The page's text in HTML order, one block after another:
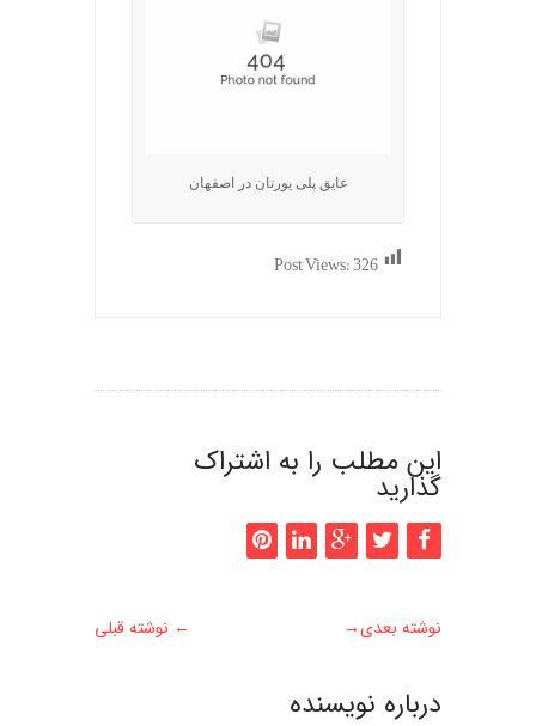
عایق پلی یورتان در اصفهان
Post Views:326
این مطلب را به اشتراک
گذارید
← نوشته قبلی نوشته بعدی→
درباره نويسنده